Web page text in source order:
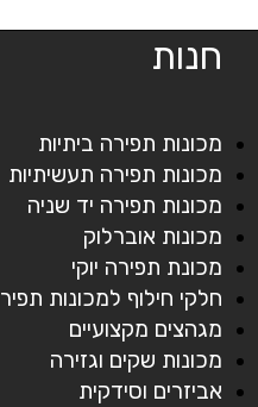
חנות
מכונות תפירה ביתיות
מכונות תפירה תעשיתיות
מכונות תפירה יד שניה
מכונות אוברלוק
מכונת תפירה יוקי
חלקי חילוף למכונות תפירה
מגהצים מקצועיים
מכונות שקים וגזירה
אביזרים וסידקית